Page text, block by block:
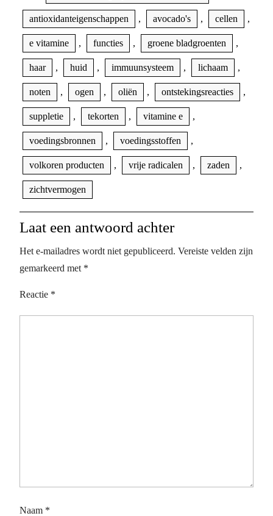
antioxidanteigenschappen , avocado's , cellen ,
e vitamine , functies , groene bladgroenten ,
haar , huid , immuunsysteem , lichaam ,
noten , ogen , oliën , ontstekingsreacties ,
suppletie , tekorten , vitamine e ,
voedingsbronnen , voedingsstoffen ,
volkoren producten , vrije radicalen , zaden ,
zichtvermogen
Laat een antwoord achter
Het e-mailadres wordt niet gepubliceerd. Vereiste velden zijn
gemarkeerd met *
Reactie *
Naam *